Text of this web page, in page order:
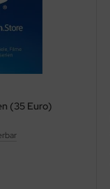
(35 Euro)